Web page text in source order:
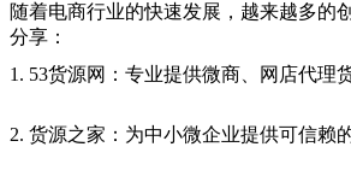
随着电商行业的快速发展，越来越多的
分享：
1. 53货源网：专业提供微商、网店代理
2. 货源之家：为中小微企业提供可信赖